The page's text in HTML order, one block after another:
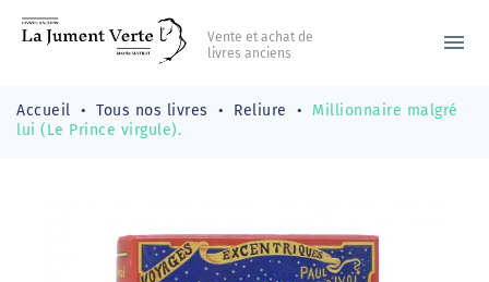
Vente et achat de
livres anciens
menu
Accueil Tous nos livres Reliure
Millionnaire malgré
lui (Le Prince virgule).